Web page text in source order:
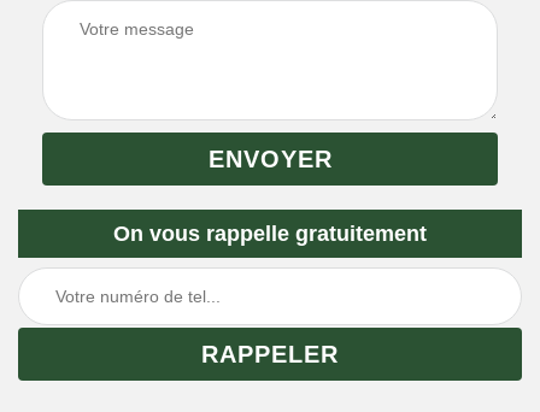
On vous rappelle gratuitement